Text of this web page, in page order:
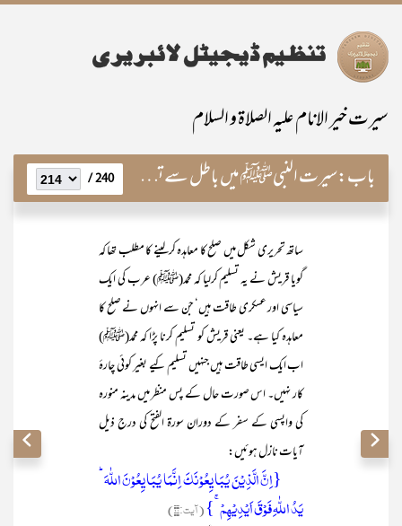
سیرت خیر الانام علیہ الصلاۃ و السلام
باب:سیرت النبیﷺ میں باطل سے تصادم کے تکمیلی مراحل 240 /
ساتھ تحریری شکل میں صلح کا معاہدہ کرلینے کا مطلب تھا کہ
گویا قریش نے یہ تسلیم کرلیا کہ محمد(ﷺ) عرب کی ایک
سیاسی اور عسکری طاقت ہیں‘ جن سے انہوں نے صلح کا
معاہدہ کیا ہے۔ یعنی قریش کو تسلیم کرنا پڑا کہ محمد(ﷺ)
اب ایک ایسی طاقت ہیں جنہیں تسلیم کیے بغیر کوئی چارۂ
کار نہیں۔ اس صورت حال کے پس منظر میں مدینہ منورہ
کی واپسی کے سفر کے دوران سورۃ الفتح کی درج ذیل
آیات نازل ہوئیں:
{اِنَّ الَّذِیۡنَ یُبَایِعُوۡنَکَ اِنَّمَا یُبَایِعُوۡنَ اللّٰہَ ؕ
یَدُ اللّٰہِ فَوۡقَ اَیۡدِیۡہِمۡ ۚ}(آیت:۱۰)